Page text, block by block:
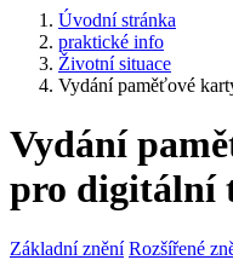
Úvodní stránka
praktické info
Životní situace
Vydání paměťové
Vydání
pro digitální
Základní znění Rozšířené